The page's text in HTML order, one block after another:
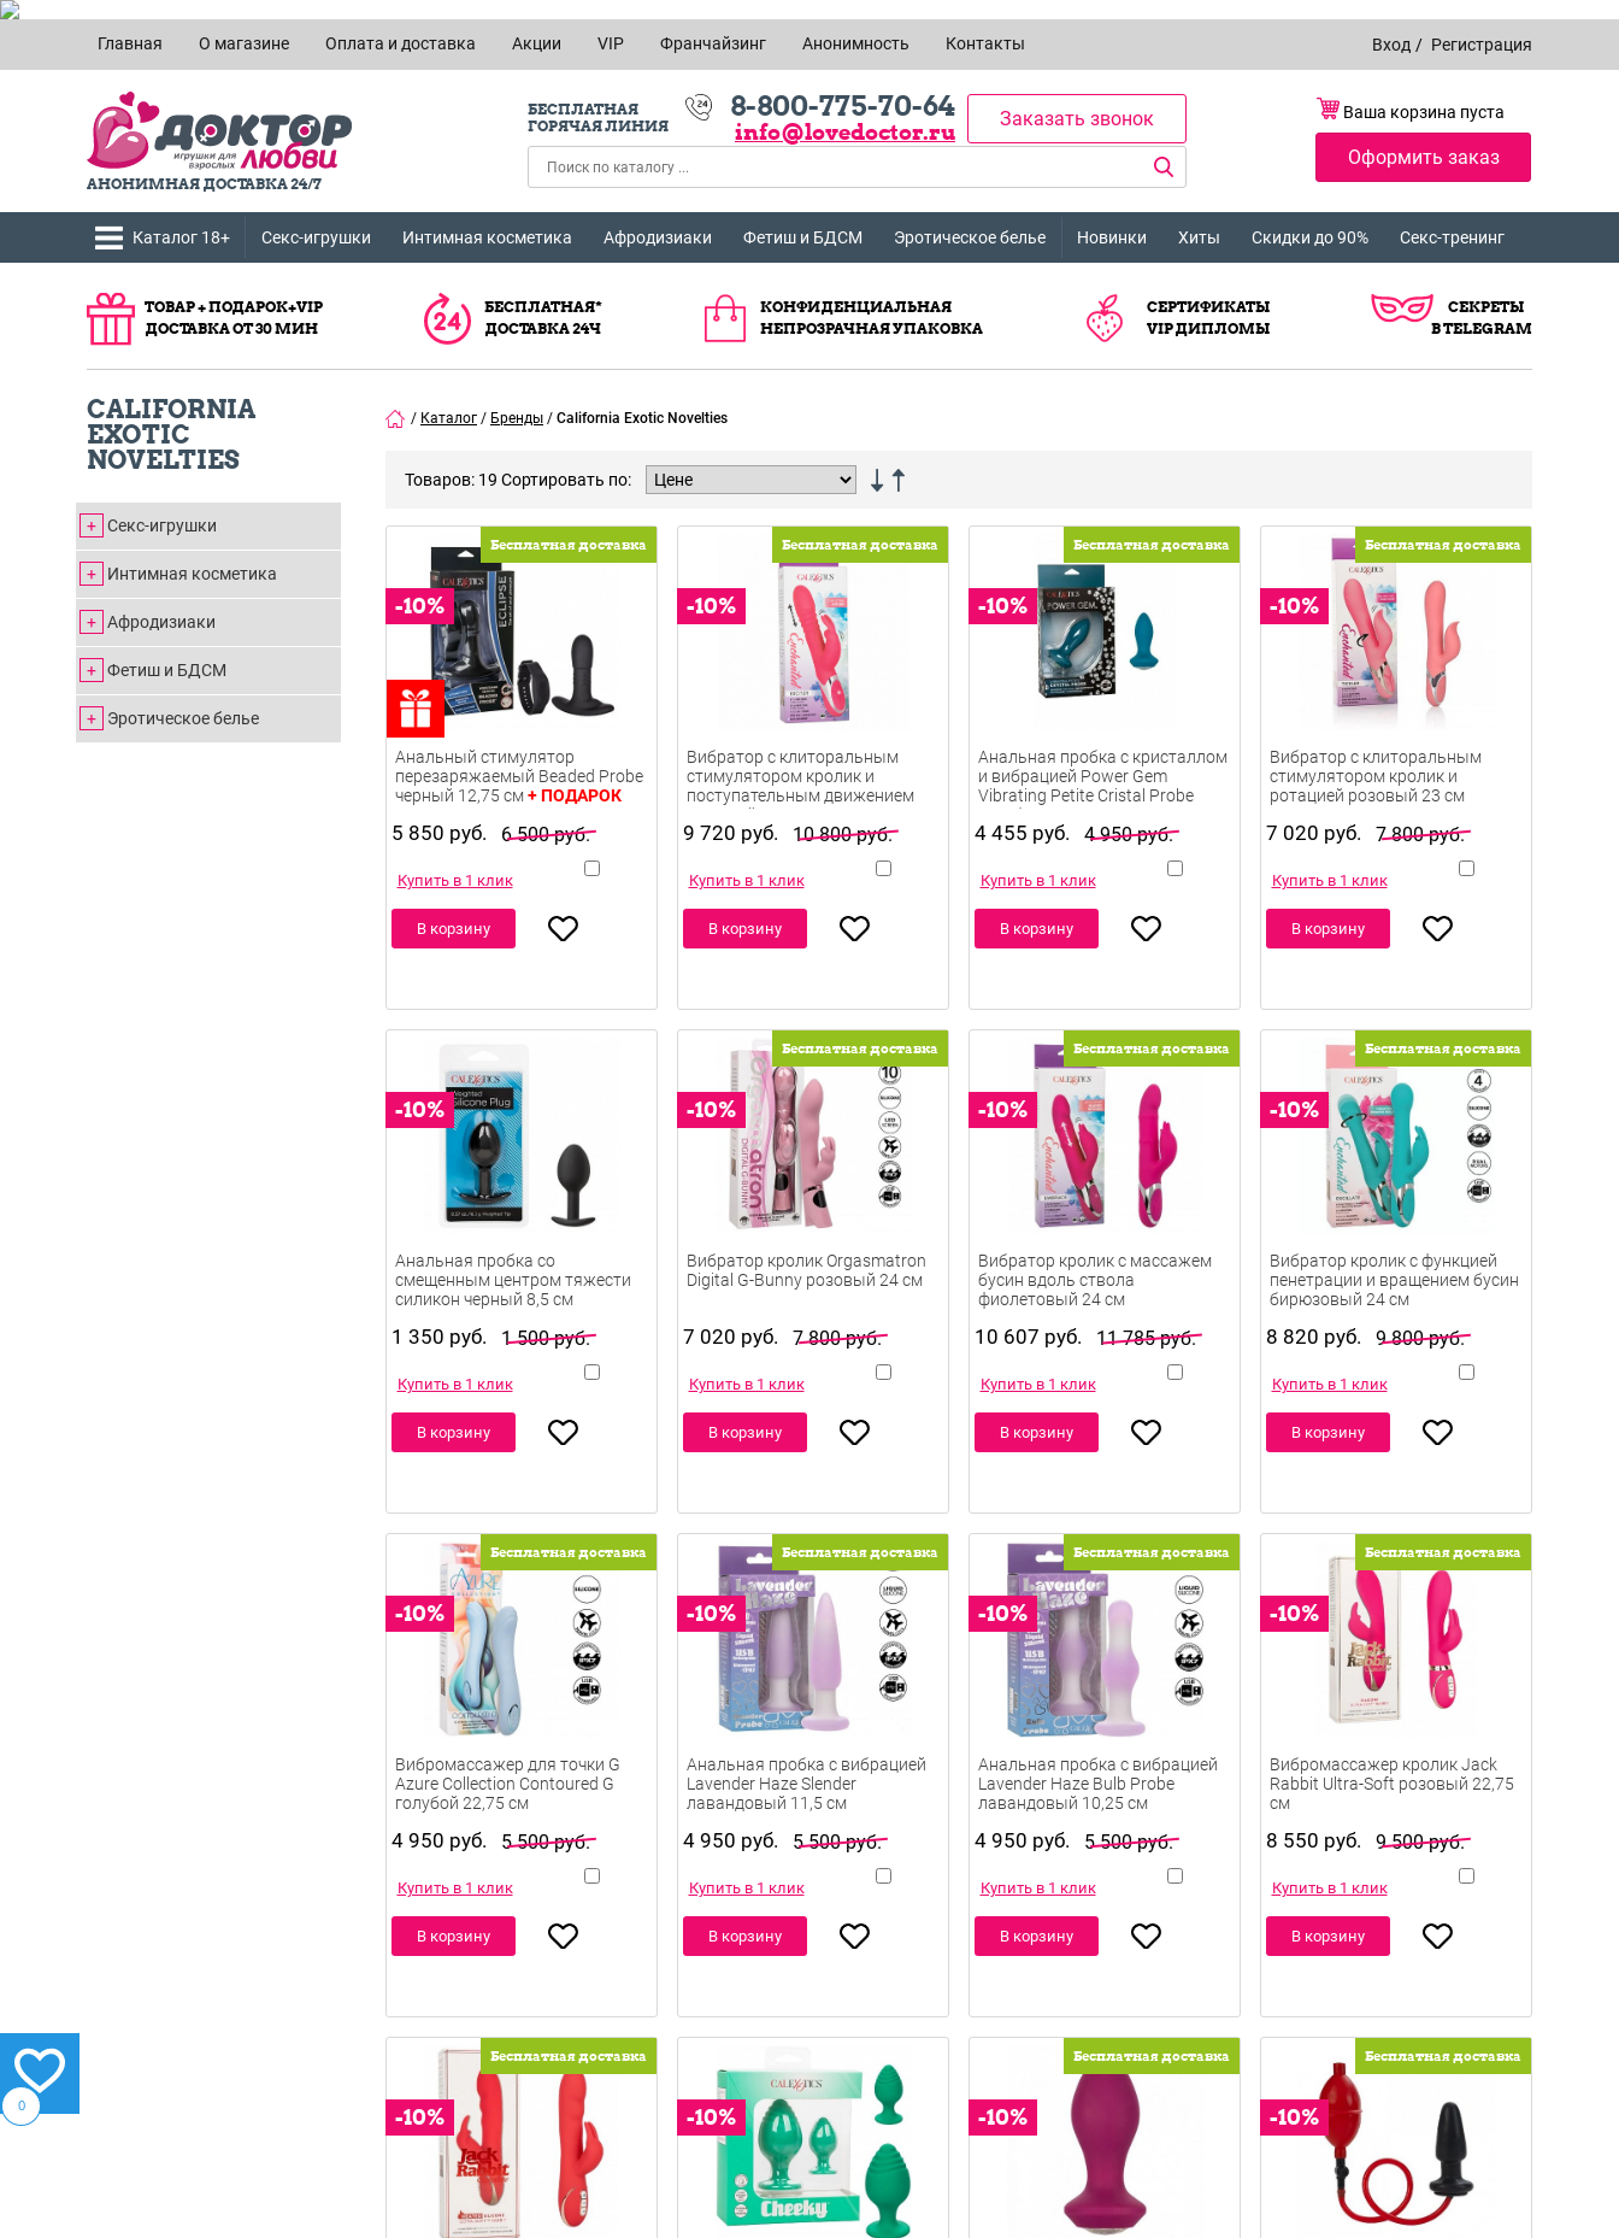
Главная О магазине Оплата и доставка Акции VIP Франчайзинг Анонимность Контакты Вход / Регистрация
АНОНИМНАЯ ДОСТАВКА 24/7
БЕСПЛАТНАЯ
ГОРЯЧАЯ ЛИНИЯ
8-800-775-70-64
info@lovedoctor.ru
Заказать звонок Ваша корзина пуста
Оформить заказ
Каталог 18+ Секс-игрушки Интимная косметика Афродизиаки Фетиш и БДСМ Эротическое белье Новинки Хиты Скидки до 90% Секс-тренинг
ТОВАР + ПОДАРОК+VIP
ДОСТАВКА ОТ 30 МИН
БЕСПЛАТНАЯ*
ДОСТАВКА 24Ч
КОНФИДЕНЦИАЛЬНАЯ
НЕПРОЗРАЧНАЯ УПАКОВКА
СЕРТИФИКАТЫ
VIP ДИПЛОМЫ
СЕКРЕТЫ
В TELEGRAM
CALIFORNIA
EXOTIC
NOVELTIES
Секс-игрушки
Интимная косметика
Афродизиаки
Фетиш и БДСМ
Эротическое белье
/ Каталог / Бренды / California Exotic Novelties
Товаров: 19 Сортировать по:
+ ПОДАРОК
Бесплатная доставка
5 850 руб. 6 500 руб.
Купить в 1 клик
В корзину
Бесплатная доставка
9 720 руб. 10 800 руб.
Купить в 1 клик
В корзину
Бесплатная доставка
4 455 руб. 4 950 руб.
Купить в 1 клик
В корзину
Бесплатная доставка
7 020 руб. 7 800 руб.
Купить в 1 клик
В корзину
1 350 руб. 1 500 руб.
Купить в 1 клик
В корзину
Бесплатная доставка
7 020 руб. 7 800 руб.
Купить в 1 клик
В корзину
Бесплатная доставка
10 607 руб. 11 785 руб.
Купить в 1 клик
В корзину
Бесплатная доставка
8 820 руб. 9 800 руб.
Купить в 1 клик
В корзину
Бесплатная доставка
4 950 руб. 5 500 руб.
Купить в 1 клик
В корзину
Бесплатная доставка
4 950 руб. 5 500 руб.
Купить в 1 клик
В корзину
Бесплатная доставка
4 950 руб. 5 500 руб.
Купить в 1 клик
В корзину
Бесплатная доставка
8 550 руб. 9 500 руб.
Купить в 1 клик
В корзину
Бесплатная доставка Бесплатная доставка Бесплатная доставка
0